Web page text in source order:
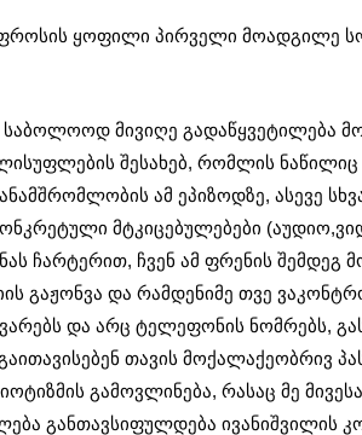
ყოფილი პირველი მოადგილე
საბოლოოდ მივიღე გადაწყვეტილება
შესახებ, რომლის ნაწილიც
ამ ეპიზოდზე, ასევე
მტკიცებულებები
ჩარტერით, ჩვენ ამ ფრენის შემდეგ
გაჟონვა და რამდენიმე თვე
და არც ტელეფონის ნომრებს,
თავის მოქალაქეობრივ
გამოვლინება, რასაც მე
განთავსიფულდება ივანიშვილის